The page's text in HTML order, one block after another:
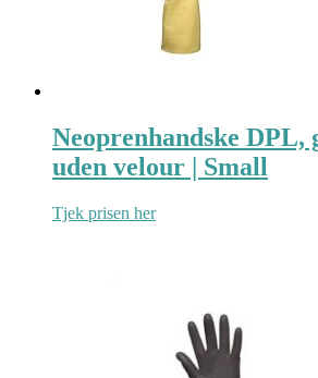
Neoprenhandske DPL,
uden velour | Small
Tjek prisen her